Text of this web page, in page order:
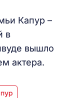
Капур –
в
вышло
актера.